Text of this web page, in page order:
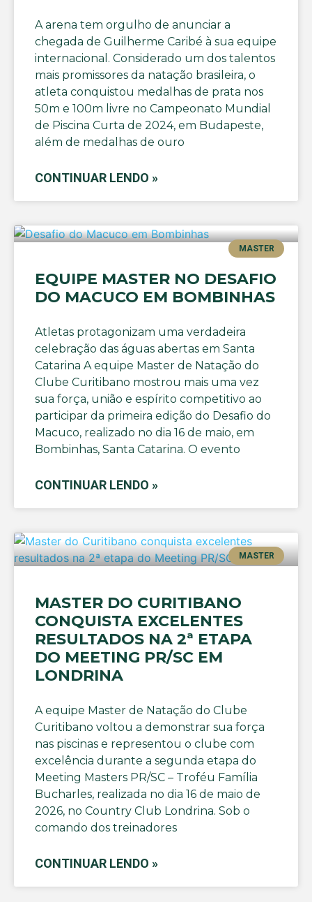
A arena tem orgulho de anunciar a
chegada de Guilherme Caribé à sua equipe
internacional. Considerado um dos talentos
mais promissores da natação brasileira, o
atleta conquistou medalhas de prata nos
50m e 100m livre no Campeonato Mundial
de Piscina Curta de 2024, em Budapeste,
além de medalhas de ouro
CONTINUAR LENDO »
MASTER
EQUIPE MASTER NO DESAFIO
DO MACUCO EM BOMBINHAS
Atletas protagonizam uma verdadeira
celebração das águas abertas em Santa
Catarina A equipe Master de Natação do
Clube Curitibano mostrou mais uma vez
sua força, união e espírito competitivo ao
participar da primeira edição do Desafio do
Macuco, realizado no dia 16 de maio, em
Bombinhas, Santa Catarina. O evento
CONTINUAR LENDO »
MASTER
MASTER DO CURITIBANO
CONQUISTA EXCELENTES
RESULTADOS NA 2ª ETAPA
DO MEETING PR/SC EM
LONDRINA
A equipe Master de Natação do Clube
Curitibano voltou a demonstrar sua força
nas piscinas e representou o clube com
excelência durante a segunda etapa do
Meeting Masters PR/SC – Troféu Família
Bucharles, realizada no dia 16 de maio de
2026, no Country Club Londrina. Sob o
comando dos treinadores
CONTINUAR LENDO »